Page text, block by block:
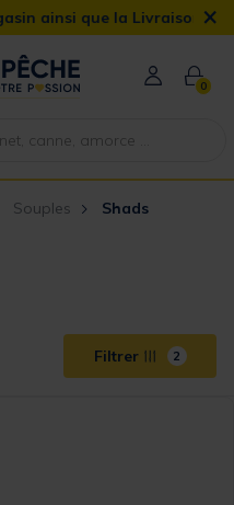
ainsi que la Livraison ×
0
Souples Shads
Filtrer 2